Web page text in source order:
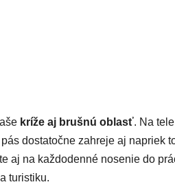
kríže aj brušnú oblasť. Na
dostatočne zahreje aj napriek
aj na každodenné nosenie do
turistiku.